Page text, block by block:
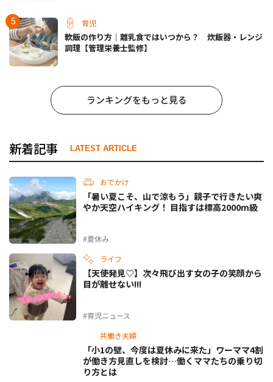
育児
軟飯の作り方｜離乳食ではいつから？ 炊飯器・レンジ
調理【管理栄養士監修】
ランキングをもっと見る
新着記事 LATEST ARTICLE
おでかけ
#夏休み
「暑い夏こそ、山で涼もう」親子で行きたい爽
やか天空ハイキング！ 目指すは標高2000m級
ライフ
#育児ニュース
【天使発見♡】次々飛び出す女の子の笑顔から
目が離せない!!!
共働き夫婦
「小1の壁、今度は夏休みに来た」ワーママ4割
が働き方見直しを検討…働くママたちの乗り切
り方とは